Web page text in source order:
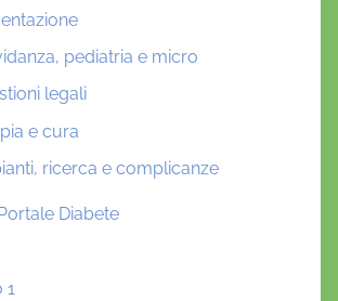
pediatria e micro
legali
e cura
ricerca e complicanze
Diabete
1